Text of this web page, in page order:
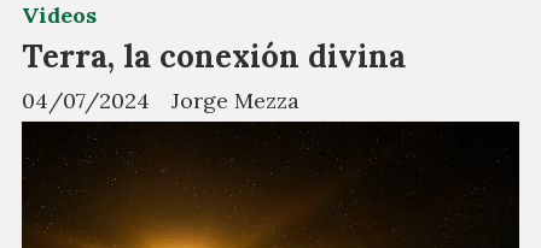
Terra, la conexión divina
Jorge Mezza
Videos
04/07/2024